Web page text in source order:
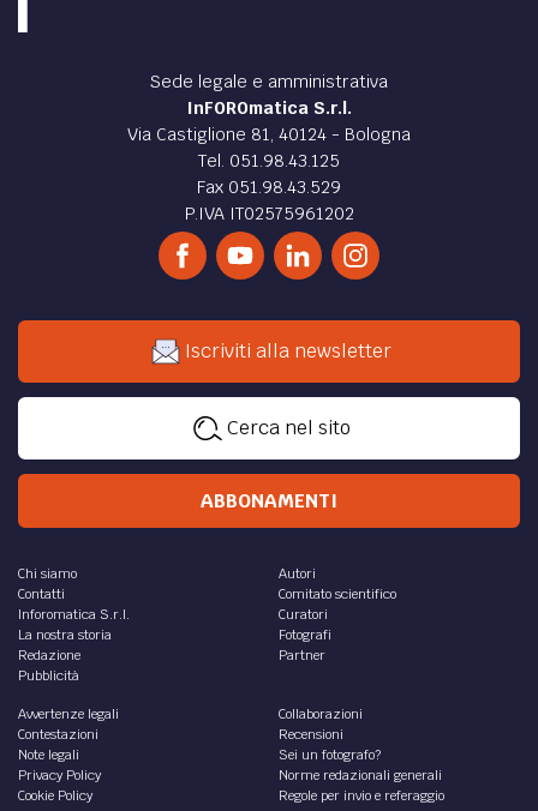
Sede legale e amministrativa
InFOROmatica S.r.l.
Via Castiglione 81, 40124 - Bologna
Tel. 051.98.43.125
Fax 051.98.43.529
P.IVA IT02575961202
Iscriviti alla newsletter
Cerca nel sito
ABBONAMENTI
Chi siamo
Contatti
Inforomatica S.r.l.
La nostra storia
Redazione
Pubblicità
Autori
Comitato scientifico
Curatori
Fotografi
Partner
Avvertenze legali
Contestazioni
Note legali
Privacy Policy
Cookie Policy
Collaborazioni
Recensioni
Sei un fotografo?
Norme redazionali generali
Regole per invio e referaggio